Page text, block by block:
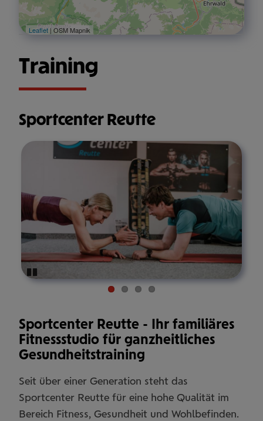
Leaflet| OSM Mapnik
Training
Sportcenter Reutte
Sportcenter Reutte - Ihr familiäres
Fitnessstudio für ganzheitliches
Gesundheitstraining
Seit über einer Generation steht das
Sportcenter Reutte für eine hohe Qualität im
Bereich Fitness, Gesundheit und Wohlbefinden.